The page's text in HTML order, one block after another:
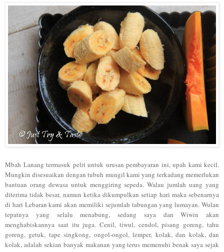
Mbah Lanang termasuk pelit untuk urusan pembayaran ini, upah kami kecil.
Mungkin disesuaikan dengan tubuh mungil kami yang terkadang memerlukan
bantuan orang dewasa untuk menggiring sepeda. Walau jumlahuang yang
diterima tidak besar, namun ketika dikumpulkan setiap hari maka sebenarnya
di hari Lebaran kami akan memiliki sejumlah tabungan yanglumayan. Wulan
tepatnya yang selalumenabung, sedang saya danWiwin akan
menghabiskannya saat itu juga. Cenil, tiwul, cendol, pisang goreng, tahu
goreng, getuk, tape singkong, ongol-ongol, lemper, kolak, dan kolak, dan
kolak, adalah sekian banyak makanan yang terus memenuhi benak saya sejak